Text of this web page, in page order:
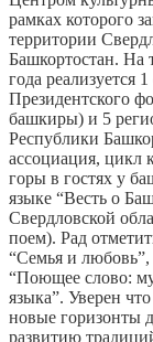
рамках которого
территории
Башкортостан. На
года реализуется
Президентского
башкиры) и 5
Республики
ассоциация, цикл
горы в гостях у
языке “Весть о
Свердловской
поем). Рад
“Семья и любовь”,
“Поющее слово:
языка”. Уверен
новые горизонты
развитию